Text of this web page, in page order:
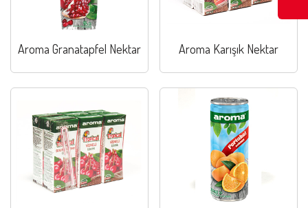
Aroma Granatapfel Nektar Aroma Karışık Nektar